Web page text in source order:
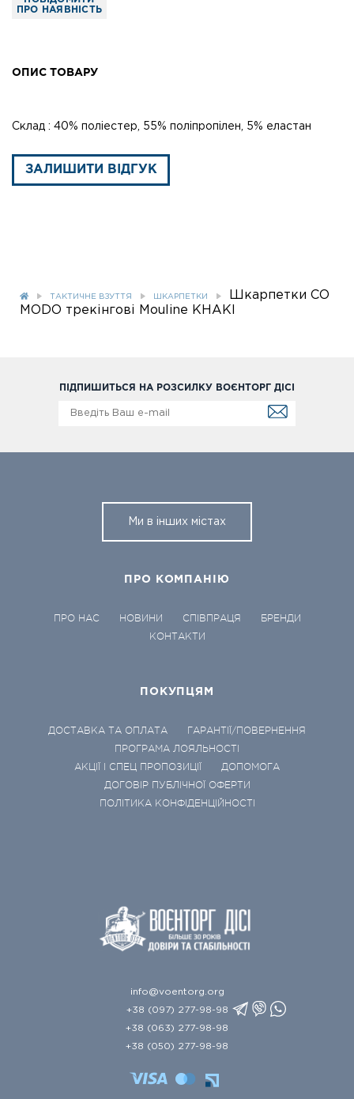
ПРО НАЯВНІСТЬ
ОПИС ТОВАРУ
Склад : 40% поліестер, 55% поліпропілен, 5% еластан
ЗАЛИШИТИ ВІДГУК
ТАКТИЧНЕ ВЗУТТЯ ШКАРПЕТКИ
Шкарпетки CO
MODO трекінгові Mouline KHAKI
ПІДПИШИТЬСЯ НА РОЗСИЛКУ ВОЄНТОРГ ДІСІ
Ми в інших містах
ПРО КОМПАНІЮ
ПРО НАС НОВИНИ СПІВПРАЦЯ
БРЕНДИ
КОНТАКТИ
ПОКУПЦЯМ
ДОСТАВКА ТА ОПЛАТА
ГАРАНТІЇ/ПОВЕРНЕННЯ
ПРОГРАМА ЛОЯЛЬНОСТІ
АКЦІЇ І СПЕЦ ПРОПОЗИЦІЇ
ДОПОМОГА
ДОГОВІР ПУБЛІЧНОЇ ОФЕРТИ
ПОЛІТИКА КОНФІДЕНЦІЙНОСТІ
info@voentorg.org
+38 (097) 277-98-98
+38 (063) 277-98-98
+38 (050) 277-98-98